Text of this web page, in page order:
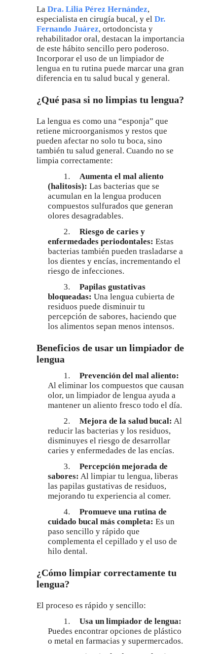
La Dra. Lilia Pérez Hernández,
especialista en cirugía bucal, y el Dr.
Fernando Juárez, ortodoncista y
rehabilitador oral, destacan la importancia
de este hábito sencillo pero poderoso.
Incorporar el uso de un limpiador de
lengua en tu rutina puede marcar una gran
diferencia en tu salud bucal y general.
¿Qué pasa si no limpias tu lengua?
La lengua es como una “esponja” que
retiene microorganismos y restos que
pueden afectar no solo tu boca, sino
también tu salud general. Cuando no se
limpia correctamente:
1.
Aumenta el mal aliento
(halitosis): Las bacterias que se
acumulan en la lengua producen
compuestos sulfurados que generan
olores desagradables.
2.
Riesgo de caries y
enfermedades periodontales: Estas
bacterias también pueden trasladarse a
los dientes y encías, incrementando el
riesgo de infecciones.
3.
Papilas gustativas
bloqueadas: Una lengua cubierta de
residuos puede disminuir tu
percepción de sabores, haciendo que
los alimentos sepan menos intensos.
Beneficios de usar un limpiador de
lengua
1.
Prevención del mal aliento:
Al eliminar los compuestos que causan
olor, un limpiador de lengua ayuda a
mantener un aliento fresco todo el día.
2.
Mejora de la salud bucal: Al
reducir las bacterias y los residuos,
disminuyes el riesgo de desarrollar
caries y enfermedades de las encías.
3.
Percepción mejorada de
sabores: Al limpiar tu lengua, liberas
las papilas gustativas de residuos,
mejorando tu experiencia al comer.
4.
Promueve una rutina de
cuidado bucal más completa: Es un
paso sencillo y rápido que
complementa el cepillado y el uso de
hilo dental.
¿Cómo limpiar correctamente tu
lengua?
El proceso es rápido y sencillo:
1.
Usa un limpiador de lengua:
Puedes encontrar opciones de plástico
o metal en farmacias y supermercados.